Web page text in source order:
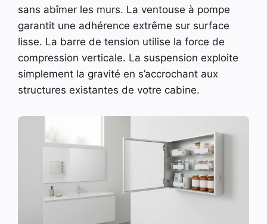
sans abîmer les murs. La ventouse à pompe
garantit une adhérence extrême sur surface
lisse. La barre de tension utilise la force de
compression verticale. La suspension exploite
simplement la gravité en s’accrochant aux
structures existantes de votre cabine.